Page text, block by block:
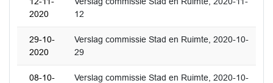
2020
12
29-10-
2020
Verslag commissie Stad en Ruimte, 2020-10-
29
08-10-
Verslag commissie Stad en Ruimte, 2020-10-